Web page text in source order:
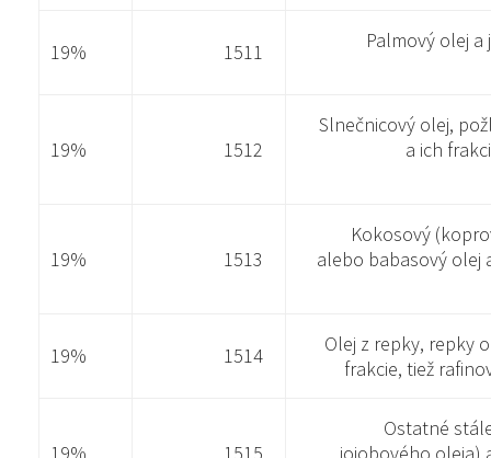
19% 1511 Palmový olej
19% 1512
Slnečnicový olej,
a ich
19% 1513
Kokosový
alebo babasový olej
19% 1514
Olej z repky, repky
frakcie, tiež
Ostatné